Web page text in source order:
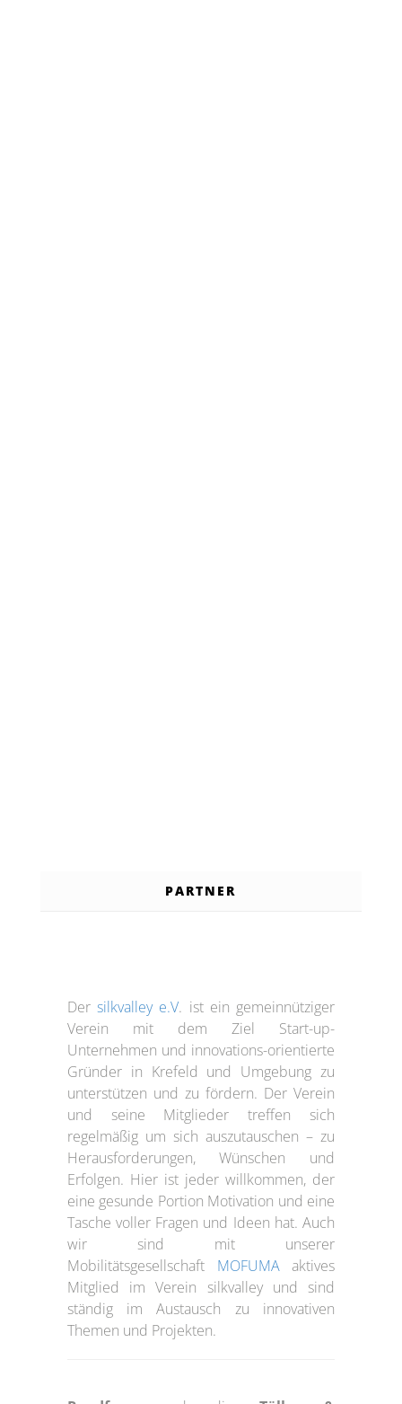
PARTNER
Dersilkvalley e.V. ist ein gemeinnütziger
Verein mit dem Ziel Start-up-
Unternehmen und innovations-orientierte
Gründer in Krefeld und Umgebung zu
unterstützen und zu fördern. Der Verein
und seine Mitglieder treffen sich
regelmäßig um sich auszutauschen – zu
Herausforderungen, Wünschen und
Erfolgen. Hier ist jeder willkommen, der
eine gesunde Portion Motivation und eine
Tasche voller Fragen und Ideen hat. Auch
wir sind mit unserer
Mobilitätsgesellschaft MOFUMAaktives
Mitglied im Verein silkvalley und sind
ständig im Austausch zu innovativen
Themen und Projekten.